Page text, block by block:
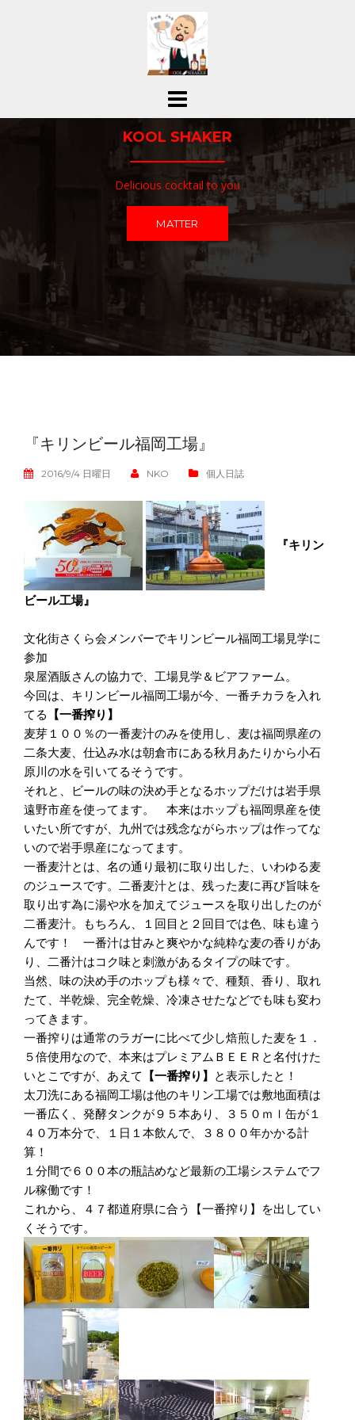
ス
KOOL SHAKER
Delicious cocktail to you
MATTER
『キリンビール福岡工場』
2016/9/4 日曜日 NKO 個人日誌
『キリン
ビール工場』
文化街さくら会メンバーでキリンビール福岡工場見学に
参加
泉屋酒販さんの協力で、工場見学＆ビアファーム。
今回は、キリンビール福岡工場が今、一番チカラを入れ
てる 【一番搾り】
麦芽１００％の一番麦汁のみを使用し、麦は福岡県産の
二条大麦、仕込み水は朝倉市にある秋月あたりから小石
原川の水を引いてるそうです。
それと、ビールの味の決め手となるホップだけは岩手県
遠野市産を使ってます。 本来はホップも福岡県産を使
いたい所ですが、九州では残念ながらホップは作ってな
いので岩手県産になってます。
一番麦汁とは、名の通り最初に取り出した、いわゆる麦
のジュースです。二番麦汁とは、残った麦に再び旨味を
取り出す為に湯や水を加えてジュースを取り出したのが
二番麦汁。もちろん、１回目と２回目では色、味も違う
んです！ 一番汁は甘みと爽やかな純粋な麦の香りがあ
り、二番汁はコク味と刺激があるタイプの味です。
当然、味の決め手のホップも様々で、種類、香り、取れ
たて、半乾燥、完全乾燥、冷凍させたなどでも味も変わ
ってきます。
一番搾りは通常のラガーに比べて少し焙煎した麦を１．
５倍使用なので、本来はプレミアムＢＥＥＲと名付けた
いとこですが、あえて 【一番搾り】 と表示したと！
太刀洗にある福岡工場は他のキリン工場では敷地面積は
一番広く、発酵タンクが９５本あり、３５０ｍｌ缶が１
４０万本分で、１日１本飲んで、３８００年かかる計
算！
１分間で６００本の瓶詰めなど最新の工場システムでフ
ル稼働です！
これから、４７都道府県に合う【一番搾り】を出してい
くそうです。